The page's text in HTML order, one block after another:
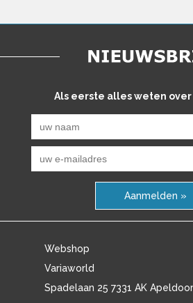
Als eerste alles weten over
Aanmelden »
Webshop
Variaworld
Spadelaan 25 7331 AK